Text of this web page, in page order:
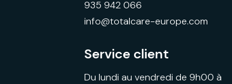
935 942 066
info@totalcare-europe.com
Service client
Du lundi au vendredi de 9h00 à